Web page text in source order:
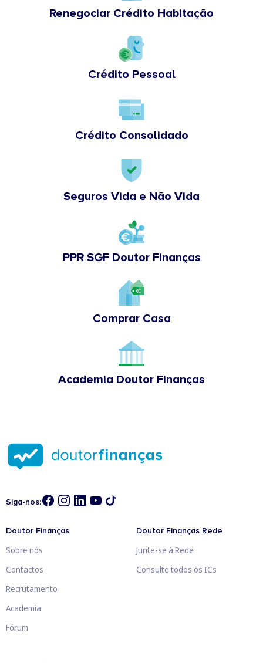
Renegociar Crédito Habitação
Crédito Pessoal
Crédito Consolidado
Seguros Vida e Não Vida
PPR SGF Doutor Finanças
Comprar Casa
Academia Doutor Finanças
Siga-nos:
Doutor Finanças
Sobre nós
Contactos
Recrutamento
Academia
Fórum
Doutor Finanças Rede
Junte-se à Rede
Consulte todos os ICs